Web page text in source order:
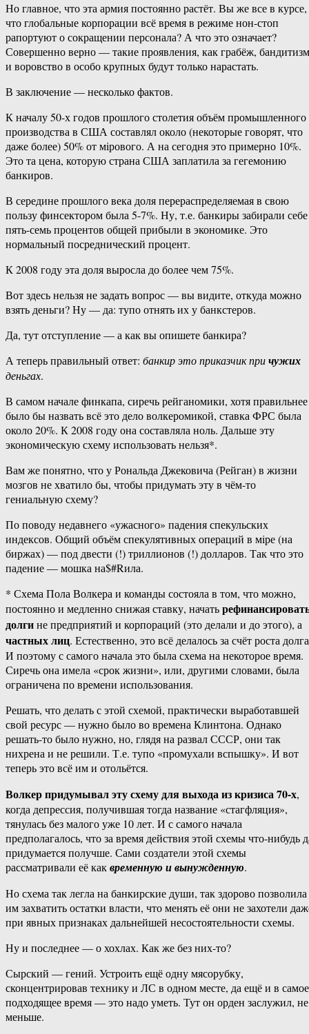
Но главное, что эта армия постоянно растёт. Вы же все в курсе,
что глобальные корпорации всё время в режиме нон-стоп
рапортуют о сокращении персонала? А что это означает?
Совершенно верно — такие проявления, как грабёж, бандитизм
и воровство в особо крупных будут только нарастать.
В заключение — несколько фактов.
К началу 50-х годов прошлого столетия объём промышленного
производства в США составлял около (некоторые говорят, что
даже более) 50% от мiрового. А на сегодня это примерно 10%.
Это та цена, которую страна США заплатила за гегемонию
банкиров.
В середине прошлого века доля перераспределяемая в свою
пользу финсектором была 5-7%. Ну, т.е. банкиры забирали себе
пять-семь процентов общей прибыли в экономике. Это
нормальный посреднический процент.
К 2008 году эта доля выросла до более чем 75%.
Вот здесь нельзя не задать вопрос — вы видите, откуда можно
взять деньги? Ну — да: тупо отнять их у банкстеров.
Да, тут отступление — а как вы опишете банкира?
А теперь правильный ответ: банкир это приказчик причужих
деньгах.
В самом начале финкапа, сиречь рейганомики, хотя правильнее
было бы назвать всё это дело волкеромикой, ставка ФРС была
около 20%. К 2008 году она составляла ноль. Дальше эту
экономическую схему использовать нельзя*.
Вам же понятно, что у Рональда Джековича (Рейган) в жизни
мозгов не хватило бы, чтобы придумать эту в чём-то
гениальную схему?
По поводу недавнего «ужасного» падения спекульских
индексов. Общий объём спекулятивных операций в мiре (на
биржах) — под двести (!) триллионов (!) долларов. Так что это
падение — мошка на$#Rила.
* Схема Пола Волкера и команды состояла в том, что можно,
постоянно и медленно снижая ставку, начать
долгине предприятий и корпораций (это делали и до этого), а
частных лиц. Естественно, это всё делалось за счёт роста
И поэтому с самого начала это была схема на некоторое время.
Сиречь она имела «срок жизни», или, другими словами, была
ограничена по времени использования.
Решать, что делать с этой схемой, практически выработавшей
свой ресурс — нужно было во времена Клинтона. Однако
решать-то было нужно, но, глядя на развал СССР, они так
нихрена и не решили. Т.е. тупо «промухали вспышку». И вот
теперь это всё им и отольётся.
Волкер придумывал эту схему для выхода из кризиса 70-х,
когда депрессия, получившая тогда название «стагфляция»,
тянулась без малого уже 10 лет. И с самого начала
предполагалось, что за время действия этой схемы что-нибудь
придумается получше. Сами создатели этой схемы
рассматривали её каквременную и вынужденную.
Но схема так легла на банкирские души, так здорово позволила
им захватить остатки власти, что менять её они не захотели
при явных признаках дальнейшей несостоятельности схемы.
Ну и последнее — о хохлах. Как же без них-то?
Сырский — гений. Устроить ещё одну мясорубку,
сконцентрировав технику и ЛС в одном месте, да ещё и в самое
подходящее время — это надо уметь. Тут он орден заслужил, не
меньше.